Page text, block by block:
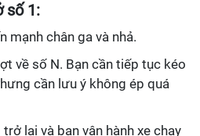
số 1:
mạnh chân ga và nhả.
về số N. Bạn cần tiếp tục kéo
cần lưu ý không ép quá
lại và bạn vận hành xe chạy